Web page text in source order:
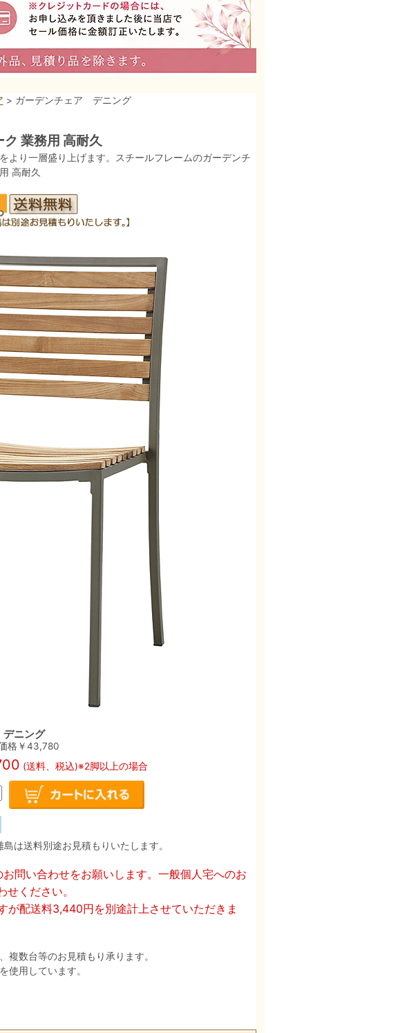
> ガーデンチェア デニング
業務用 高耐久
より一層盛り上げます。スチールフレームのガーデンチ
高耐久
ニング
格￥43,780
(送料、税込)※2脚以上の場合
は送料別途お見積もりいたします。
問い合わせをお願いします。一般個人宅へのお
ください。
が配送料3,440円を別途計上させていただきま
複数台等のお見積もり承ります。
使用しています。